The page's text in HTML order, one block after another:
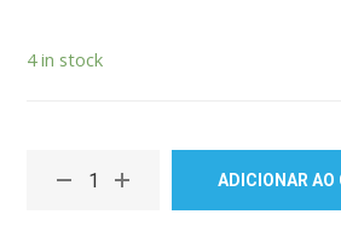
4 in stock
ADICIONAR AO